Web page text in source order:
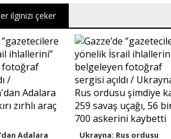
ilginizi çeker
Adalara
Ukrayna: Rus ordusu